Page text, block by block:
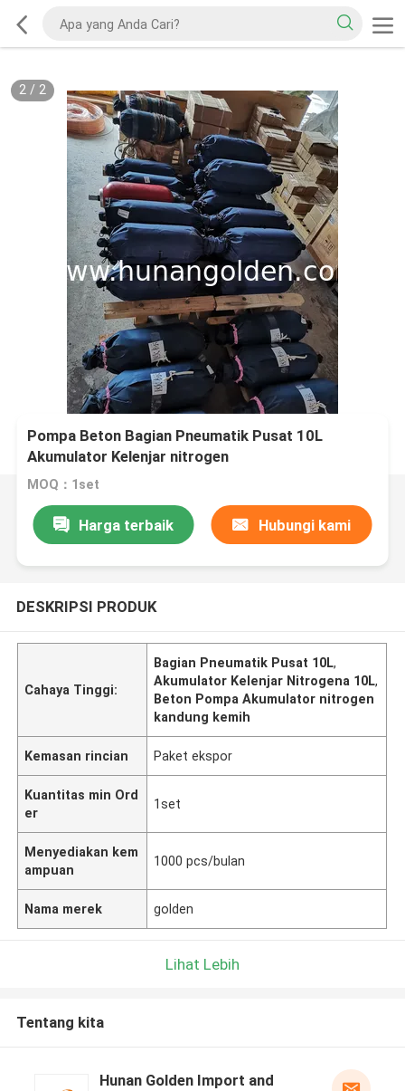
2/ 2
Pompa Beton Bagian Pneumatik Pusat 10L
Akumulator Kelenjar nitrogen
MOQ：1set
Harga terbaik Hubungi kami
DESKRIPSI PRODUK
Cahaya Tinggi:
Bagian Pneumatik Pusat 10L,
Akumulator Kelenjar Nitrogena 10L,
Beton Pompa Akumulator nitrogen
kandung kemih
Kemasan rincian Paket ekspor
Kuantitas min Ord
er
1set
Menyediakan kem
ampuan
1000 pcs/bulan
Nama merek golden
Lihat Lebih
Tentang kita
Hunan Golden Import and